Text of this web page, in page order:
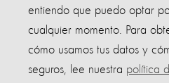
entiendo que puedo optar
cualquier momento. Para
cómo usamos tus datos y
seguros, lee nuestra política